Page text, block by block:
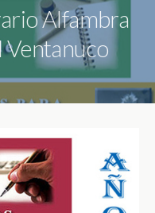
Alfambra
Ventanuco